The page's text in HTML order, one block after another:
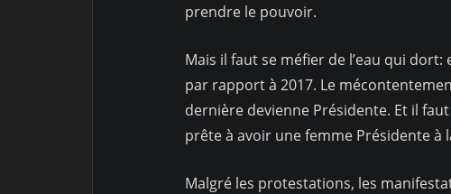
prendre le pouvoir.
Mais il faut se méfier de l’eau qui
par rapport à 2017. Le
dernière devienne Présidente. Et il
prête à avoir une femme Présidente à
Malgré les protestations, les